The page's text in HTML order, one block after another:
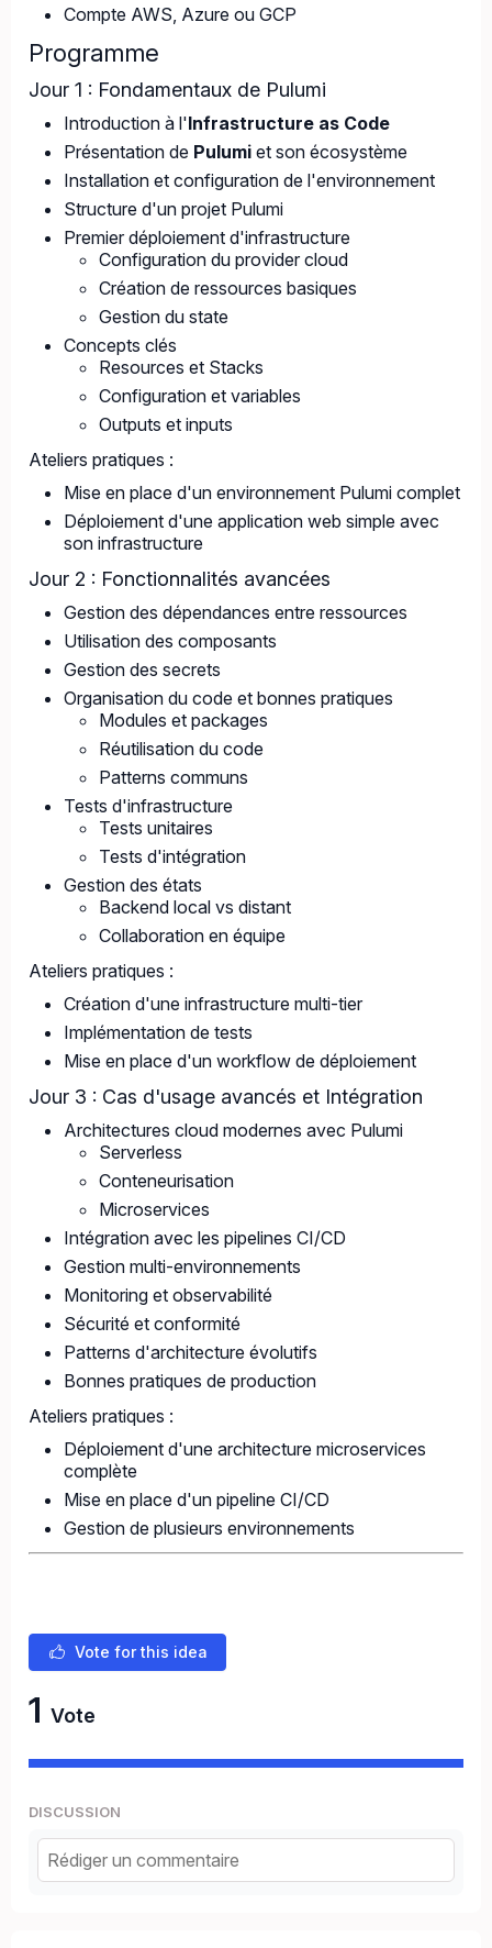
Compte AWS, Azure ou GCP
Programme
Jour 1 : Fondamentaux de Pulumi
Introduction à l'Infrastructure as Code
Présentation de Pulumi et son écosystème
Installation et configuration de l'environnement
Structure d'un projet Pulumi
Premier déploiement d'infrastructure
Configuration du provider cloud
Création de ressources basiques
Gestion du state
Concepts clés
Resources et Stacks
Configuration et variables
Outputs et inputs
Ateliers pratiques :
Mise en place d'un environnement Pulumi complet
Déploiement d'une application web simple avec
son infrastructure
Jour 2 : Fonctionnalités avancées
Gestion des dépendances entre ressources
Utilisation des composants
Gestion des secrets
Organisation du code et bonnes pratiques
Modules et packages
Réutilisation du code
Patterns communs
Tests d'infrastructure
Tests unitaires
Tests d'intégration
Gestion des états
Backend local vs distant
Collaboration en équipe
Ateliers pratiques :
Création d'une infrastructure multi-tier
Implémentation de tests
Mise en place d'un workflow de déploiement
Jour 3 : Cas d'usage avancés et Intégration
Architectures cloud modernes avec Pulumi
Serverless
Conteneurisation
Microservices
Intégration avec les pipelines CI/CD
Gestion multi-environnements
Monitoring et observabilité
Sécurité et conformité
Patterns d'architecture évolutifs
Bonnes pratiques de production
Ateliers pratiques :
Déploiement d'une architecture microservices
complète
Mise en place d'un pipeline CI/CD
Gestion de plusieurs environnements
Vote for this idea
1 Vote
DISCUSSION